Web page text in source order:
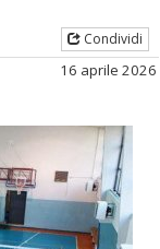
Condividi
16 aprile 2026